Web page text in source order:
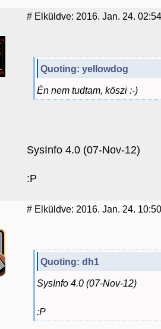
# Elküldve: 2016. Jan. 24. 02:54
Quoting: yellowdog
Én nem tudtam, köszi :-)
SysInfo 4.0 (07-Nov-12)
:P
# Elküldve: 2016. Jan. 24. 10:50
Quoting: dh1
SysInfo 4.0 (07-Nov-12)
:P